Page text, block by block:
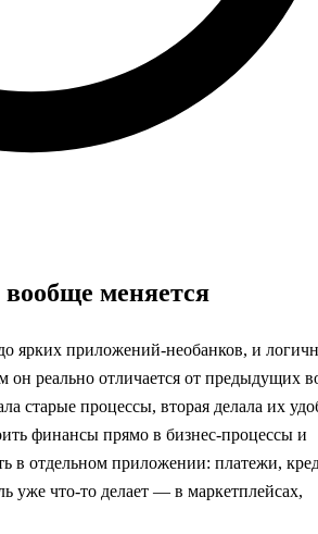
меняется
ярких приложений‑необанков, и
он реально отличается от предыдущих
старые процессы, вторая делала их
финансы прямо в бизнес‑процессы и
в отдельном приложении: платежи,
уже что‑то делает — в маркетплейсах,